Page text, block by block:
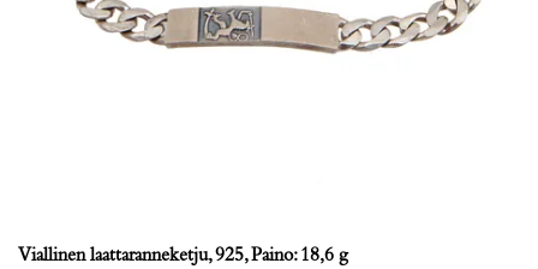
Viallinen laattaranneketju, 925, Paino: 18,6 g